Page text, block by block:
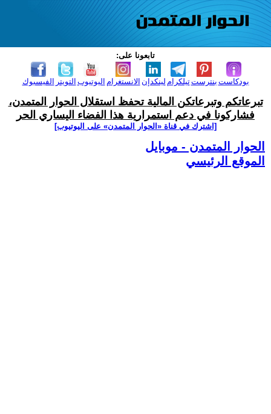
تابعونا على:
الفيسبوك التويتر اليوتيوب الانستغرام لينكدإن تيلكرامبنترست بودكاست
تبرعاتكم وتبرعاتكن المالية تحفظ استقلال الحوار المتمدن،
فشاركونا في دعم استمرارية هذا الفضاء اليساري الحر
[اشترك في قناة ‫«الحوار المتمدن» على اليوتيوب]
الحوار المتمدن - موبايل
الموقع الرئيسي